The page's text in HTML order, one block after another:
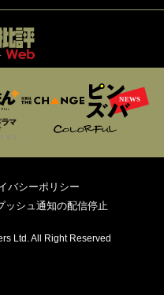
バシーポリシー
ッシュ通知の配信停止
Ltd. All Right Reserved